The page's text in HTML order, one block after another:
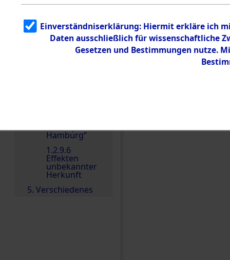
1.2.9.3
Effekten aus
dem KZ
Neuengamm
Hamburg“
1.2.9.6
Effekten
unbekannter
Herkunft
5. Verschiedenes
Einverständniserklärung: Hiermit erkläre ich
Daten ausschließlich für wissenschaftliche
Gesetzen und Bestimmungen nutze.